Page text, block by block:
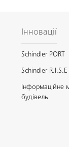
Інновації
Schindler PORT
Schindler R.I.S.E
Інформаційне
будівель